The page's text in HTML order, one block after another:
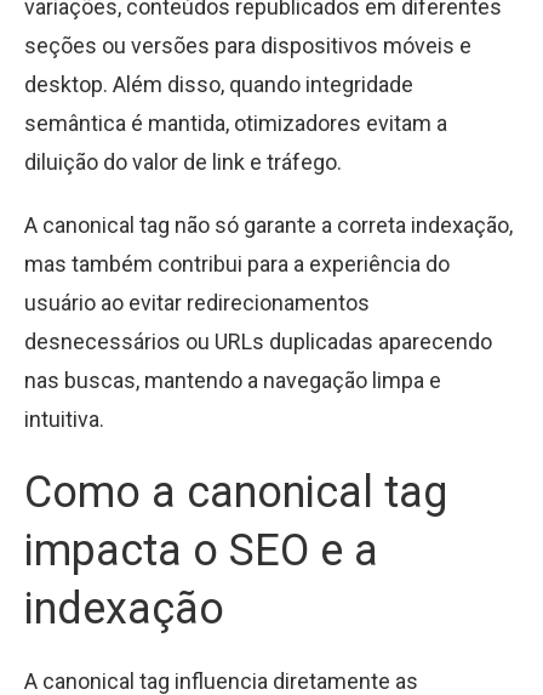
variações, conteúdos republicados em diferentes
seções ou versões para dispositivos móveis e
desktop. Além disso, quando integridade
semântica é mantida, otimizadores evitam a
diluição do valor de link e tráfego.
A canonical tag não só garante a correta indexação,
mas também contribui para a experiência do
usuário ao evitar redirecionamentos
desnecessários ou URLs duplicadas aparecendo
nas buscas, mantendo a navegação limpa e
intuitiva.
Como a canonical tag
impacta o SEO e a
indexação
A canonical tag influencia diretamente as